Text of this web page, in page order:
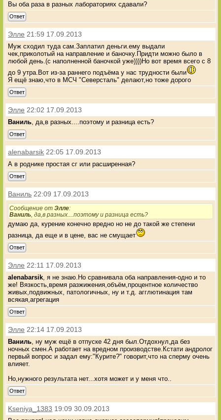
Вы оба раза в разных лабораториях сдавали?
Ответ
Элле 21:59 17.09.2013
Муж сходил туда сам.Заплатил деньги.ему выдали
чек,приколотый на направление и баночку.Придти можно было в
любой день.(с наполненной баночкой уже))))Но вот время всего с 8
до 9 утра.Вот из-за раннего подъёма у нас трудности были
Я ещё знаю,что в МСЧ "Северсталь" делают,но тоже дорого
Ответ
Элле 22:02 17.09.2013
Ваниль , да,в разных....поэтому и разница есть?
Ответ
alenabarsik 22:05 17.09.2013
А в роднике простая сг или расширенная?
Ответ
Ваниль 22:09 17.09.2013
Сообщение отЭлле:
Ваниль , да,в разных....поэтому и разница есть?
думаю да, курение конечно вредно но не до такой же степени
разница, да еще и в цене, вас не смущает
Ответ
Элле 22:11 17.09.2013
alenabarsik , я не знаю.Но сравнивала оба направления-одно и то
же! Вязкость,время разжижения,объём,процентное количество
живых,подвижных, патологичных, ну и т.д. агглютинация там
всякая,агрегация
Ответ
Элле 22:14 17.09.2013
Ваниль , ну муж ещё в отпуске 42 дня был.Отдохнул,да без
ночных смен.А работает на вредном производстве.Кстати андролог
первый вопрос и задал ему:"Курите?" говорит,что на сперму очень
влияет.
Но,нужного результата нет...хотя может и у меня что..
Ответ
Kseniya_1383 19:09 30.09.2013